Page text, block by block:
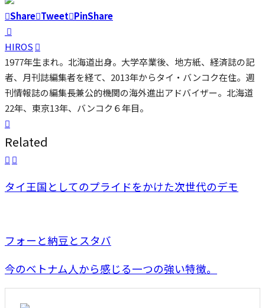
Share Tweet PinShare
HIROS
1977年生まれ。北海道出身。大学卒業後、地方紙、経済誌の記
者、月刊誌編集者を経て、2013年からタイ・バンコク在住。週
刊情報誌の編集長兼公的機関の海外進出アドバイザー。北海道
22年、東京13年、バンコク６年目。
Related
タイ王国としてのプライドをかけた次世代のデモ
フォーと納豆とスタバ
今のベトナム人から感じる一つの強い特徴。